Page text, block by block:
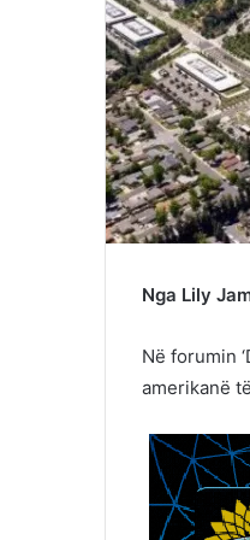
Nga Lily
Në forumin
amerikanë